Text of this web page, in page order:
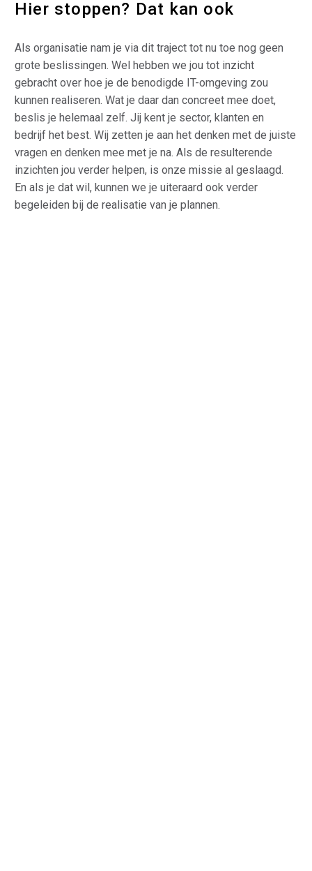
Hier stoppen? Dat kan ook
Als organisatie nam je via dit traject tot nu toe nog geen
grote beslissingen. Wel hebben we jou tot inzicht
gebracht over hoe je de benodigde IT-omgeving zou
kunnen realiseren. Wat je daar dan concreet mee doet,
beslis je helemaal zelf. Jij kent je sector, klanten en
bedrijf het best. Wij zetten je aan het denken met de juiste
vragen en denken mee met je na. Als de resulterende
inzichten jou verder helpen, is onze missie al geslaagd.
En als je dat wil, kunnen we je uiteraard ook verder
begeleiden bij de realisatie van je plannen.